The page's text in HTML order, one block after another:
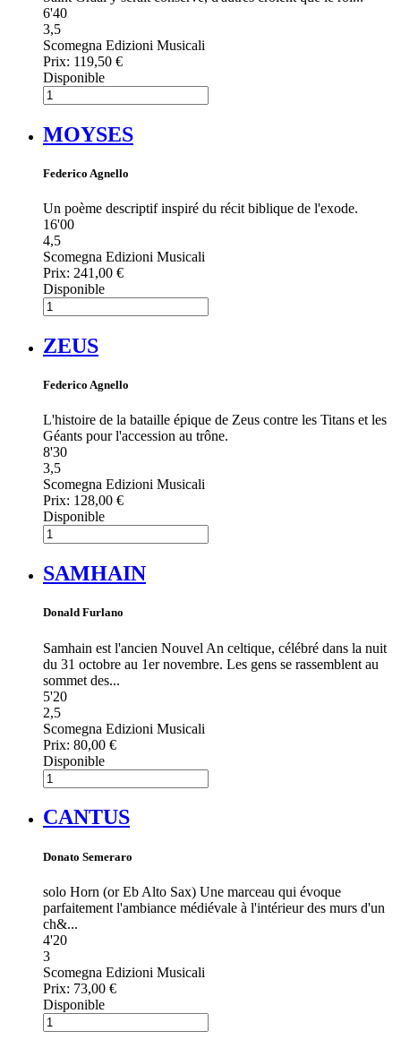
6'40
3,5
Scomegna Edizioni Musicali
Prix: 119,50 €
Disponible
MOYSES
Federico Agnello
Un poème descriptif inspiré du récit biblique de l'exode.
16'00
4,5
Scomegna Edizioni Musicali
Prix: 241,00 €
Disponible
ZEUS
Federico Agnello
L'histoire de la bataille épique de Zeus contre les Titans et les
Géants pour l'accession au trône.
8'30
3,5
Scomegna Edizioni Musicali
Prix: 128,00 €
Disponible
SAMHAIN
Donald Furlano
Samhain est l'ancien Nouvel An celtique, célébré dans la nuit
du 31 octobre au 1er novembre. Les gens se rassemblent au
sommet des...
5'20
2,5
Scomegna Edizioni Musicali
Prix: 80,00 €
Disponible
CANTUS
Donato Semeraro
solo Horn (or Eb Alto Sax) Une marceau qui évoque
parfaitement l'ambiance médiévale à l'intérieur des murs d'un
ch&...
4'20
3
Scomegna Edizioni Musicali
Prix: 73,00 €
Disponible